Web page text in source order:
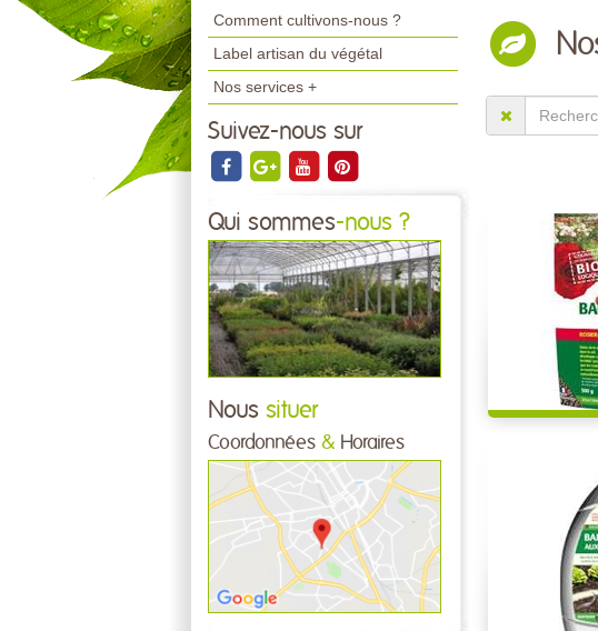
Comment cultivons-nous ?
Label artisan du végétal
Nos services +
Suivez-nous sur
Qui sommes-nous ?
Nous situer
Coordonnées & Horaires